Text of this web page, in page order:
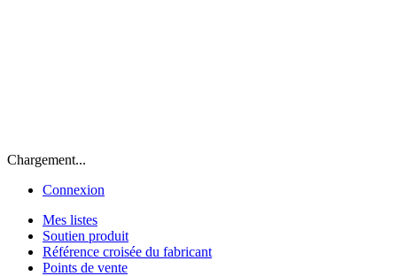
Chargement...
Connexion
Mes listes
Soutien produit
Référence croisée du fabricant
Points de vente